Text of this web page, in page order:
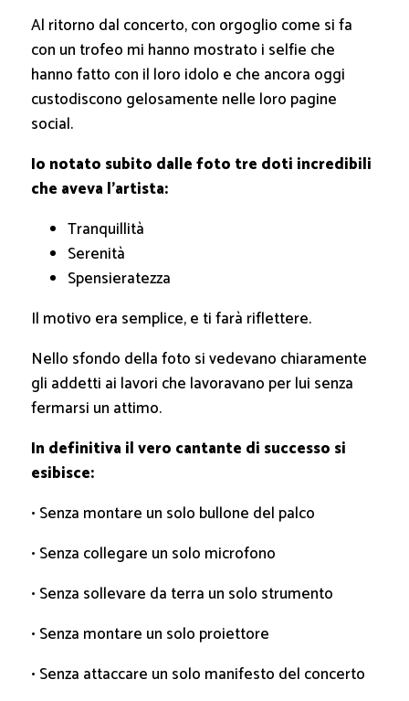
Al ritorno dal concerto, con orgoglio come si fa
con un trofeo mi hanno mostrato i selfie che
hanno fatto con il loro idolo e che ancora oggi
custodiscono gelosamente nelle loro pagine
social.
Io notato subito dalle foto tre doti incredibili
che aveva l’artista:
Tranquillità
Serenità
Spensieratezza
Il motivo era semplice, e ti farà riflettere.
Nello sfondo della foto si vedevano chiaramente
gli addetti ai lavori che lavoravano per lui senza
fermarsi un attimo.
In definitiva il vero cantante di successo si
esibisce:
• Senza montare un solo bullone del palco
• Senza collegare un solo microfono
• Senza sollevare da terra un solo strumento
• Senza montare un solo proiettore
• Senza attaccare un solo manifesto del concerto